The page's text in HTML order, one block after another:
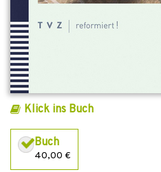
Klick ins Buch
Buch
40,00 €